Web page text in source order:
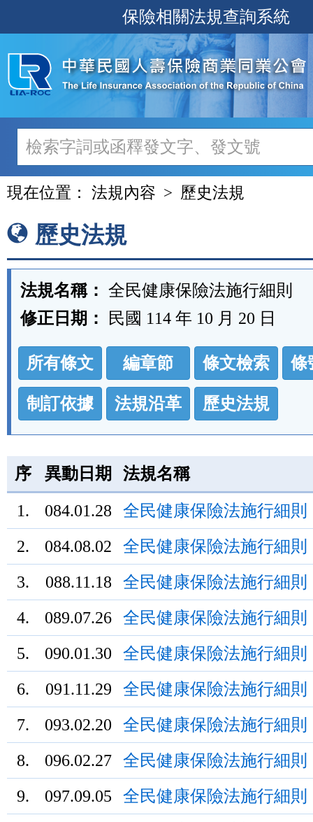
至
主
內
容
保險相關法規查詢系統
現在位置： 法規內容 歷史法規
歷史法規
法規名稱： 全民健康保險法施行細則
修正日期：
民國 114 年 10 月 20 日
法
規
功
能
按
鈕
區
所有條文 編章節 條文檢索 條
制訂依據 法規沿革 歷史法規
序 異動日期 法規名稱
1. 084.01.28
全民健康保險法施行細則
2.
084.08.02
全民健康保險法施行細則
3.
088.11.18
全民健康保險法施行細則
4.
089.07.26
全民健康保險法施行細則
5.
090.01.30
全民健康保險法施行細則
6.
091.11.29
全民健康保險法施行細則
7.
093.02.20
全民健康保險法施行細則
8.
096.02.27
全民健康保險法施行細則
9.
097.09.05
全民健康保險法施行細則